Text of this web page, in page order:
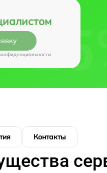
Контакты